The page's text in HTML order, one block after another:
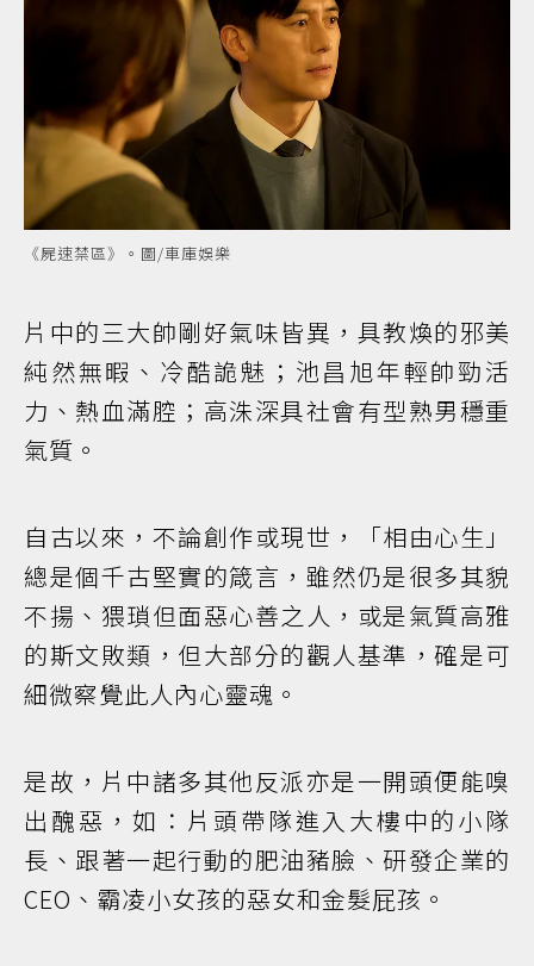
《屍速禁區》。圖/車庫娛樂
片中的三大帥剛好氣味皆異，具教煥的邪美
純然無暇、冷酷詭魅；池昌旭年輕帥勁活
力、熱血滿腔；高洙深具社會有型熟男穩重
氣質。
自古以來，不論創作或現世，「相由心生」
總是個千古堅實的箴言，雖然仍是很多其貌
不揚、猥瑣但面惡心善之人，或是氣質高雅
的斯文敗類，但大部分的觀人基準，確是可
細微察覺此人內心靈魂。
是故，片中諸多其他反派亦是一開頭便能嗅
出醜惡，如：片頭帶隊進入大樓中的小隊
長、跟著一起行動的肥油豬臉、研發企業的
CEO、霸凌小女孩的惡女和金髮屁孩。